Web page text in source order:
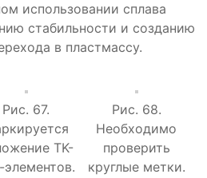
использовании сплава
стабильности и созданию
в пластмассу.
Рис. 67.
TK-
элементов.
Рис. 68.
Необходимо
проверить
круглые метки.